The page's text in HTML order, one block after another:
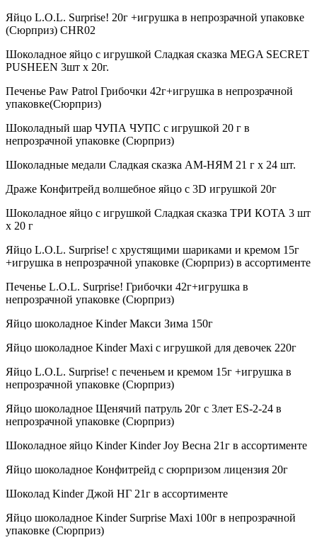
Яйцо L.O.L. Surprise! 20г +игрушка в непрозрачной упаковке
(Сюрприз) CHR02
Шоколадное яйцо с игрушкой Сладкая сказка MEGA SECRET
PUSHEEN 3шт х 20г.
Печенье Paw Patrol Грибочки 42г+игрушка в непрозрачной
упаковке(Сюрприз)
Шоколадный шар ЧУПА ЧУПС с игрушкой 20 г в
непрозрачной упаковке (Сюрприз)
Шоколадные медали Сладкая сказка АМ-НЯМ 21 г х 24 шт.
Драже Конфитрейд волшебное яйцо с 3D игрушкой 20г
Шоколадное яйцо с игрушкой Сладкая сказка ТРИ КОТА 3 шт
х 20 г
Яйцо L.O.L. Surprise! с хрустящими шариками и кремом 15г
+игрушка в непрозрачной упаковке (Сюрприз) в ассортименте
Печенье L.O.L. Surprise! Грибочки 42г+игрушка в
непрозрачной упаковке (Сюрприз)
Яйцо шоколадное Kinder Макси Зима 150г
Яйцо шоколадное Kinder Maxi с игрушкой для девочек 220г
Яйцо L.O.L. Surprise! с печеньем и кремом 15г +игрушка в
непрозрачной упаковке (Сюрприз)
Яйцо шоколадное Щенячий патруль 20г c 3лет ES-2-24 в
непрозрачной упаковке (Сюрприз)
Шоколадное яйцо Kinder Kinder Joy Весна 21г в ассортименте
Яйцо шоколадное Конфитрейд с сюрпризом лицензия 20г
Шоколад Kinder Джой НГ 21г в ассортименте
Яйцо шоколадное Kinder Surprise Мaxi 100г в непрозрачной
упаковке (Сюрприз)